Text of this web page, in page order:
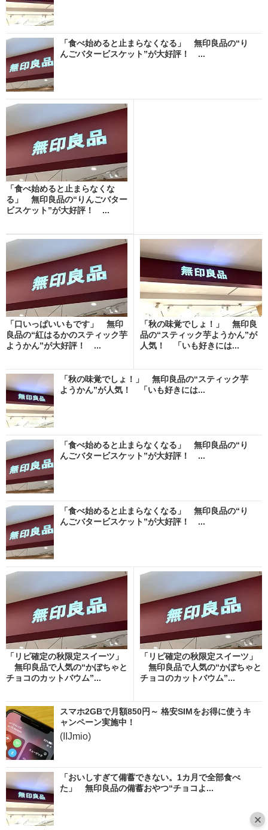
「食べ始めると止まらなくなる」 無印良品の“り
んごバタービスケット”が大好評！ ...
「食べ始めると止まらなくな
る」 無印良品の“りんごバター
ビスケット”が大好評！ ...
「口いっぱいいもです」 無印
良品の“紅はるかのスティック芋
ようかん”が大好評！ ...
「秋の味覚でしょ！」 無印良
品の“スティック芋ようかん”が
人気！ 「いも好きには...
「秋の味覚でしょ！」 無印良品の“スティック芋
ようかん”が人気！ 「いも好きには...
「食べ始めると止まらなくなる」 無印良品の“り
んごバタービスケット”が大好評！ ...
「食べ始めると止まらなくなる」 無印良品の“り
んごバタービスケット”が大好評！ ...
「リピ確定の秋限定スイーツ」
無印良品で人気の“かぼちゃと
チョコのカットバウム”...
「リピ確定の秋限定スイーツ」
無印良品で人気の“かぼちゃと
チョコのカットバウム”...
スマホ2GBで月額850円～ 格安SIMをお得に使うキ
ャンペーン実施中！
(IIJmio)
「おいしすぎて備蓄できない。1カ月で全部食べ
た」 無印良品の備蓄おやつ“チョコよ...